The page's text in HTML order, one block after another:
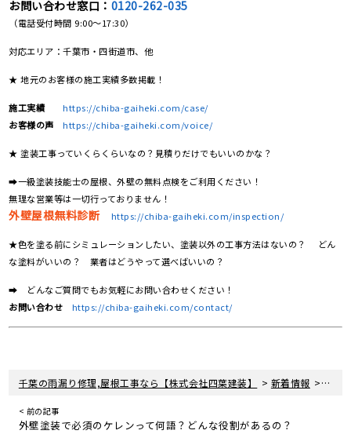
お問い合わせ窓口： 0120-262-035
（電話受付時間 9:00〜17:30）
対応エリア：千葉市・四街道市、他
★ 地元のお客様の施工実績多数掲載！
施工実績
https://chiba-gaiheki.com/case/
お客様の声
https://chiba-gaiheki.com/voice/
★ 塗装工事っていくらくらいなの？見積りだけでもいいのかな？
➡一級塗装技能士の屋根、外壁の無料点検をご利用ください！
無理な営業等は一切行っておりません！
外壁屋根無料診断 https://chiba-gaiheki.com/inspection/
★色を塗る前にシミュレーションしたい、塗装以外の工事方法はないの？ どん
な塗料がいいの？ 業者はどうやって選べばいいの？
➡ どんなご質問でもお気軽にお問い合わせください！
お問い合わせ
https://chiba-gaiheki.com/contact/
千葉の雨漏り修理,屋根工事なら【株式会社四葉建装】 > 新着情報 >
< 前の記事
外壁塗装で必須のケレンって何語？どんな役割があるの？